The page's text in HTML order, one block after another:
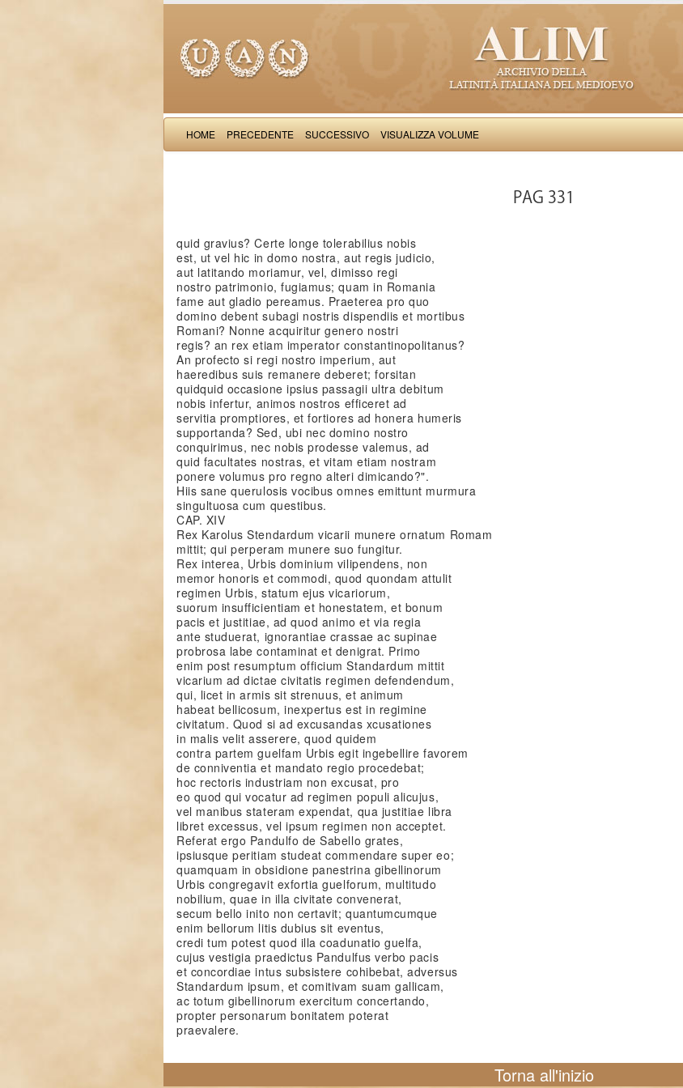
HOME PRECEDENTE SUCCESSIVO VISUALIZZA VOLUME
PAG 331
quid gravius? Certe longe tolerabilius nobis
est, ut vel hic in domo nostra, aut regis judicio,
aut latitando moriamur, vel, dimisso regi
nostro patrimonio, fugiamus; quam in Romania
fame aut gladio pereamus. Praeterea pro quo
domino debent subagi nostris dispendiis et mortibus
Romani? Nonne acquiritur genero nostri
regis? an rex etiam imperator constantinopolitanus?
An profecto si regi nostro imperium, aut
haeredibus suis remanere deberet; forsitan
quidquid occasione ipsius passagii ultra debitum
nobis infertur, animos nostros efficeret ad
servitia promptiores, et fortiores ad honera humeris
supportanda? Sed, ubi nec domino nostro
conquirimus, nec nobis prodesse valemus, ad
quid facultates nostras, et vitam etiam nostram
ponere volumus pro regno alteri dimicando?".
Hiis sane querulosis vocibus omnes emittunt murmura
singultuosa cum questibus.
CAP. XIV
Rex Karolus Stendardum vicarii munere ornatum Romam
mittit; qui perperam munere suo fungitur.
Rex interea, Urbis dominium vilipendens, non
memor honoris et commodi, quod quondam attulit
regimen Urbis, statum ejus vicariorum,
suorum insufficientiam et honestatem, et bonum
pacis et justitiae, ad quod animo et via regia
ante studuerat, ignorantiae crassae ac supinae
probrosa labe contaminat et denigrat. Primo
enim post resumptum officium Standardum mittit
vicarium ad dictae civitatis regimen defendendum,
qui, licet in armis sit strenuus, et animum
habeat bellicosum, inexpertus est in regimine
civitatum. Quod si ad excusandas xcusationes
in malis velit asserere, quod quidem
contra partem guelfam Urbis egit ingebellire favorem
de conniventia et mandato regio procedebat;
hoc rectoris industriam non excusat, pro
eo quod qui vocatur ad regimen populi alicujus,
vel manibus stateram expendat, qua justitiae libra
libret excessus, vel ipsum regimen non acceptet.
Referat ergo Pandulfo de Sabello grates,
ipsiusque peritiam studeat commendare super eo;
quamquam in obsidione panestrina gibellinorum
Urbis congregavit exfortia guelforum, multitudo
nobilium, quae in illa civitate convenerat,
secum bello inito non certavit; quantumcumque
enim bellorum litis dubius sit eventus,
credi tum potest quod illa coadunatio guelfa,
cujus vestigia praedictus Pandulfus verbo pacis
et concordiae intus subsistere cohibebat, adversus
Standardum ipsum, et comitivam suam gallicam,
ac totum gibellinorum exercitum concertando,
propter personarum bonitatem poterat
praevalere.
Torna all'inizio